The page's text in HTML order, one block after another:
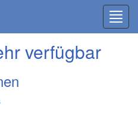
verfügbar